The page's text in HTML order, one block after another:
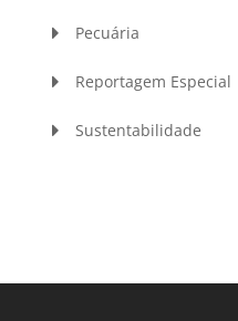
Pecuária
Reportagem Especial
Sustentabilidade